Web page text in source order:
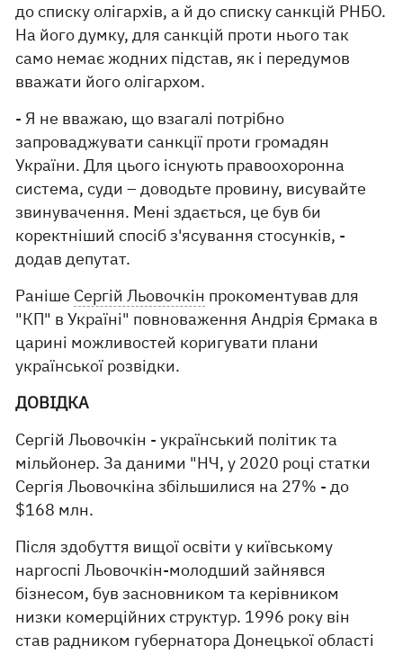
до списку олігархів, а й до списку санкцій РНБО.
На його думку, для санкцій проти нього так
само немає жодних підстав, як і передумов
вважати його олігархом.
- Я не вважаю, що взагалі потрібно
запроваджувати санкції проти громадян
України. Для цього існують правоохоронна
система, суди – доводьте провину, висувайте
звинувачення. Мені здається, це був би
коректніший спосіб з'ясування стосунків, -
додав депутат.
Раніше Сергій Льовочкін прокоментував для
"КП" в Україні" повноваження Андрія Єрмака в
царині можливостей коригувати плани
української розвідки.
ДОВІДКА
Сергій Льовочкін - український політик та
мільйонер. За даними "НЧ, у 2020 році статки
Сергія Льовочкіна збільшилися на 27% - до
$168 млн.
Після здобуття вищої освіти у київському
наргоспі Льовочкін-молодший зайнявся
бізнесом, був засновником та керівником
низки комерційних структур. 1996 року він
став радником губернатора Донецької області